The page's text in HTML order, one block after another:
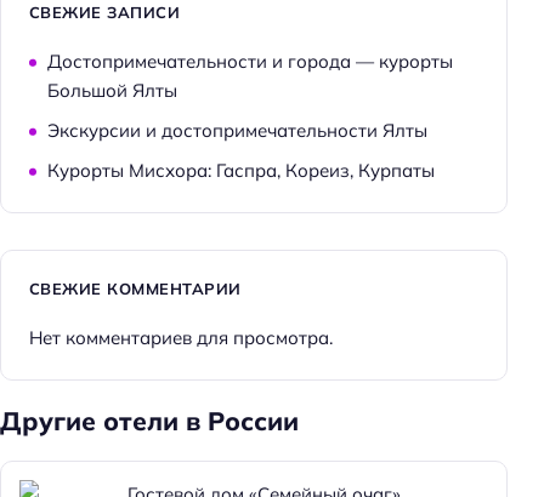
СВЕЖИЕ ЗАПИСИ
Достопримечательности и города — курорты
Большой Ялты
Экскурсии и достопримечательности Ялты
Курорты Мисхора: Гаспра, Кореиз, Курпаты
СВЕЖИЕ КОММЕНТАРИИ
Нет комментариев для просмотра.
Другие отели в России